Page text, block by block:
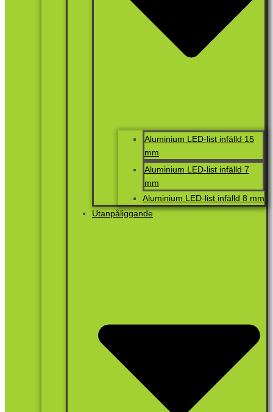
Aluminium LED-list infälld 15
mm
Aluminium LED-list infälld 7
mm
Aluminium LED-list infälld 8 mm
Utanpåliggande